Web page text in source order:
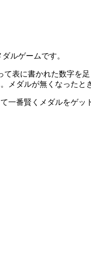
ルゲームです。
表に書かれた数字を
ダルが無くなったと
一番賢くメダルをゲッ